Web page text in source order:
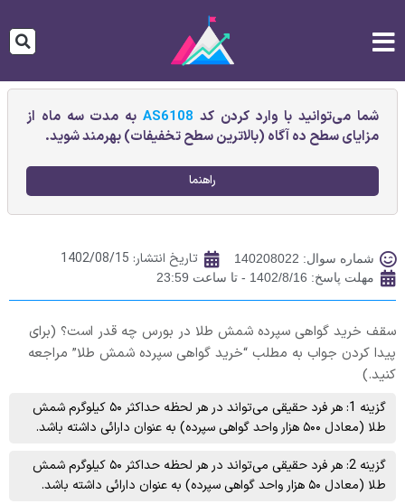
شما می‌توانید با وارد کردن کد AS6108به مدت سه ماه از
مزایای سطح ده آگاه (بالاترین سطح تخفیفات) بهرمند شوید.
راهنما
شماره سوال: 140208022 تاریخ انتشار: 1402/08/15
مهلت پاسخ: 1402/8/16 - تا ساعت 23:59
سقف خرید گواهی سپرده شمش طلا در بورس چه قدر است؟ (برای
پیدا کردن جواب به مطلب “خرید گواهی سپرده شمش طلا” مراجعه
کنید.)
گزینه 1: هر فرد حقیقی می‌تواند در هر لحظه حداکثر ۵۰ کیلوگرم شمش
طلا (معادل ۵۰۰ هزار واحد گواهی سپرده) به عنوان دارائی داشته باشد.
گزینه 2: هر فرد حقیقی می‌تواند در هر لحظه حداکثر ۵۰ کیلوگرم شمش
طلا (معادل ۵۰ هزار واحد گواهی سپرده) به عنوان دارائی داشته باشد.